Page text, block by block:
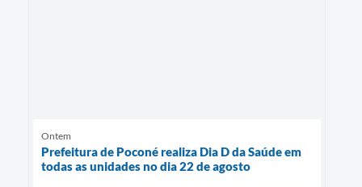
Ontem
Prefeitura de Poconé realiza Dia D da Saúde em
todas as unidades no dia 22 de agosto